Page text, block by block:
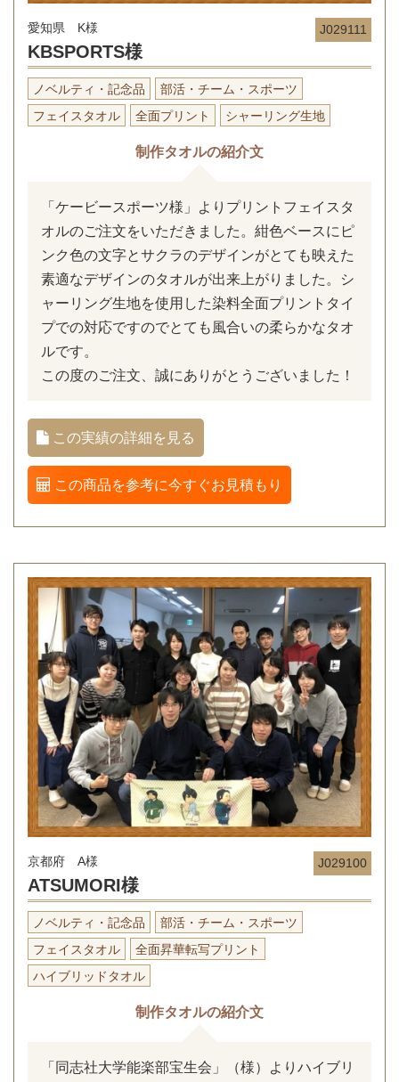
J029111
愛知県 K様
KBSPORTS様
ノベルティ・記念品
部活・チーム・スポーツ
フェイスタオル
全面プリント シャーリング生地
制作タオルの紹介文
「ケービースポーツ様」よりプリントフェイスタ
オルのご注文をいただきました。紺色ベースにピ
ンク色の文字とサクラのデザインがとても映えた
素適なデザインのタオルが出来上がりました。シ
ャーリング生地を使用した染料全面プリントタイ
プでの対応ですのでとても風合いの柔らかなタオ
ルです。
この度のご注文、誠にありがとうございました！
この実績の詳細を見る
この商品を参考に今すぐお見積もり
J029100
京都府 A様
ATSUMORI様
ノベルティ・記念品
部活・チーム・スポーツ
フェイスタオル
全面昇華転写プリント
ハイブリッドタオル
制作タオルの紹介文
「同志社大学能楽部宝生会」（様）よりハイブリ